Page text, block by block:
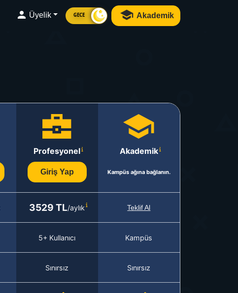
Üyelik GECE Akademik
Profesyonel
Giriş Yap
Akademik
Kampüs ağına bağlanın.
3529 TL/aylık Teklif Al
5+ Kullanıcı Kampüs
Sınırsız Sınırsız